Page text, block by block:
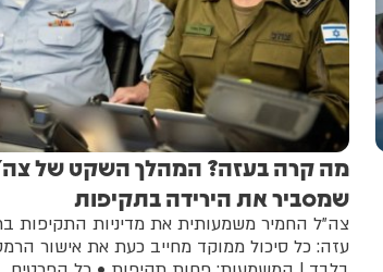
מה קרה בעזה? המהלך השקט של
שמסביר את הירידה בתקיפות
צה"ל החמיר משמעותית את מדיניות התקיפות
עזה: כל סיכול ממוקד מחייב כעת את אישור